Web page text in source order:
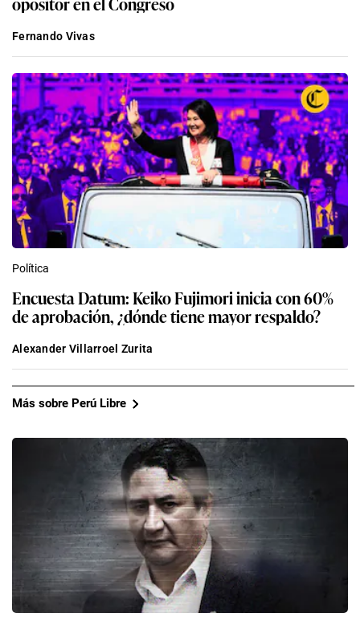
Fernando Vivas
Política
Encuesta Datum: Keiko Fujimori inicia con 60%
de aprobación, ¿dónde tiene mayor respaldo?
Alexander Villarroel Zurita
Más sobre Perú Libre